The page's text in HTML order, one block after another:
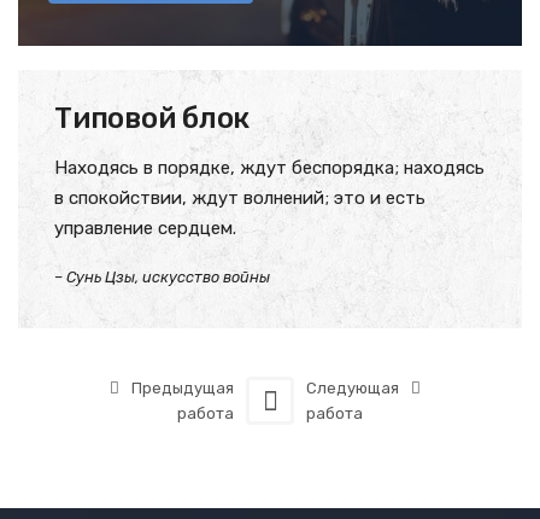
Типовой блок
Находясь в порядке, ждут беспорядка; находясь
в спокойствии, ждут волнений; это и есть
управление сердцем.
– Сунь Цзы, искусство войны
Предыдущая
работа
Следующая
работа